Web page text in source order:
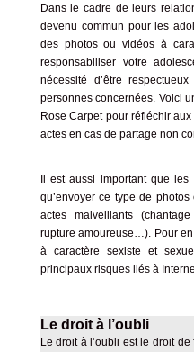
Dans le cadre de leurs
devenu commun pour les
des photos ou vidéos à
responsabiliser votre
nécessité d’être
personnes concernées. Voici
Rose Carpet pour réfléchir
actes en cas de partage non
Il est aussi important que les
qu’envoyer ce type de
actes malveillants
rupture amoureuse…). Pour
à caractère sexiste et
principaux risques liés à
Le droit à l’oubli
Le droit à l’oubli est le droit